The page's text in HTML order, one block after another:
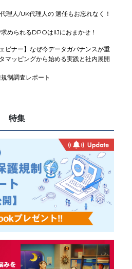
理人/UK代理人の 選任もお忘れなく！
められるDPOはIIJにおまかせ！
ビナー】なぜ今データガバナンスが重
マッピングから始める実践と社内展開
制調査レポート
特集